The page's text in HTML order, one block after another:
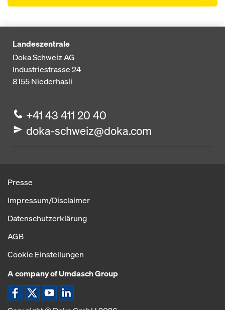
Landeszentrale
Doka Schweiz AG
Industriestrasse 24
8155Niederhasli
+41 43 411 20 40
doka-schweiz@doka.com
Presse
Impressum/Disclaimer
Datenschutzerklärung
AGB
Cookie Einstellungen
A company of Umdasch Group